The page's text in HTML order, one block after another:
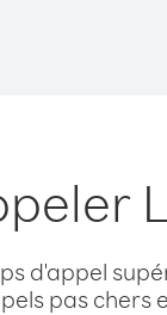
d'appel
pas chers